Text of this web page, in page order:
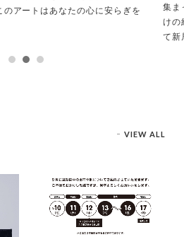
のアートはあなたの心に安らぎを
集ま
けの
て新
VIEW ALL